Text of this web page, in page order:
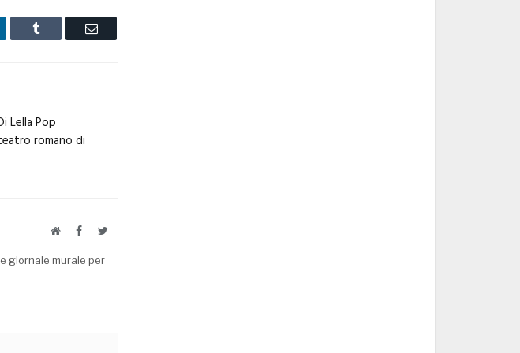
Tumblr Email
Lella Pop
romano di
WebsiteFacebookTwitter
giornale murale per